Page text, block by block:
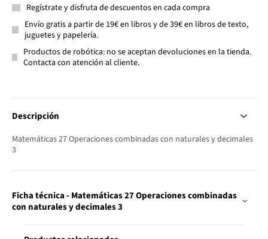
Regístrate y disfruta de descuentos en cada compra
Envío gratis a partir de 19€ en libros y de 39€ en libros de texto,
juguetes y papelería.
Productos de robótica: no se aceptan devoluciones en la tienda.
Contacta con atención al cliente.
Descripción
Matemáticas 27 Operaciones combinadas con naturales y decimales
3
Ficha técnica - Matemáticas 27 Operaciones combinadas
con naturales y decimales 3